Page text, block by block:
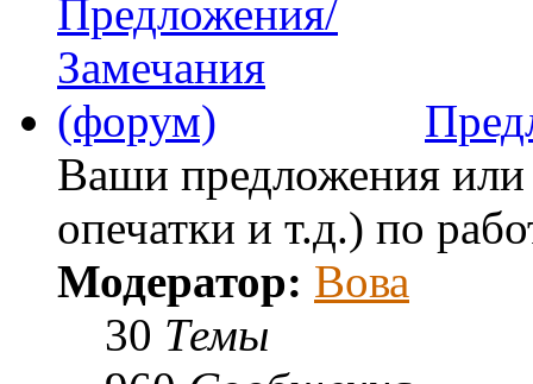
Ваши предложения или
опечатки и т.д.) по
Модератор: Вова
30 Темы